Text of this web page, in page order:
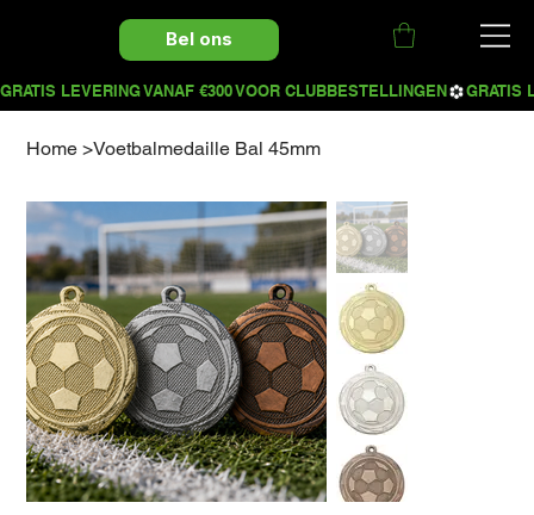
Bel ons
Home >Voetbalmedaille Bal 45mm